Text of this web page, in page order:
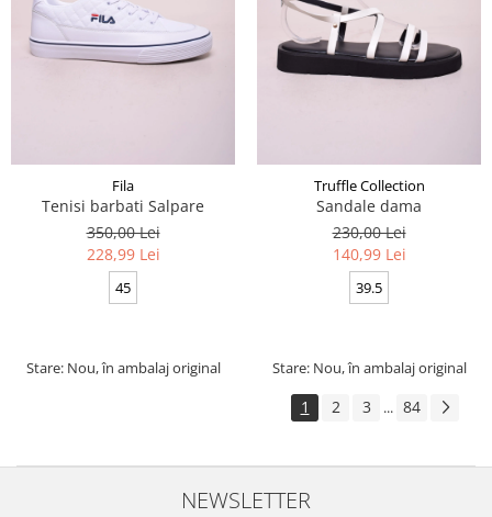
Fila
Tenisi barbati Salpare
350,00 Lei
228,99 Lei
45
Stare: Nou, în ambalaj original
Truffle Collection
Sandale dama
230,00 Lei
140,99 Lei
39.5
Stare: Nou, în ambalaj original
1 2 3 ... 84
NEWSLETTER